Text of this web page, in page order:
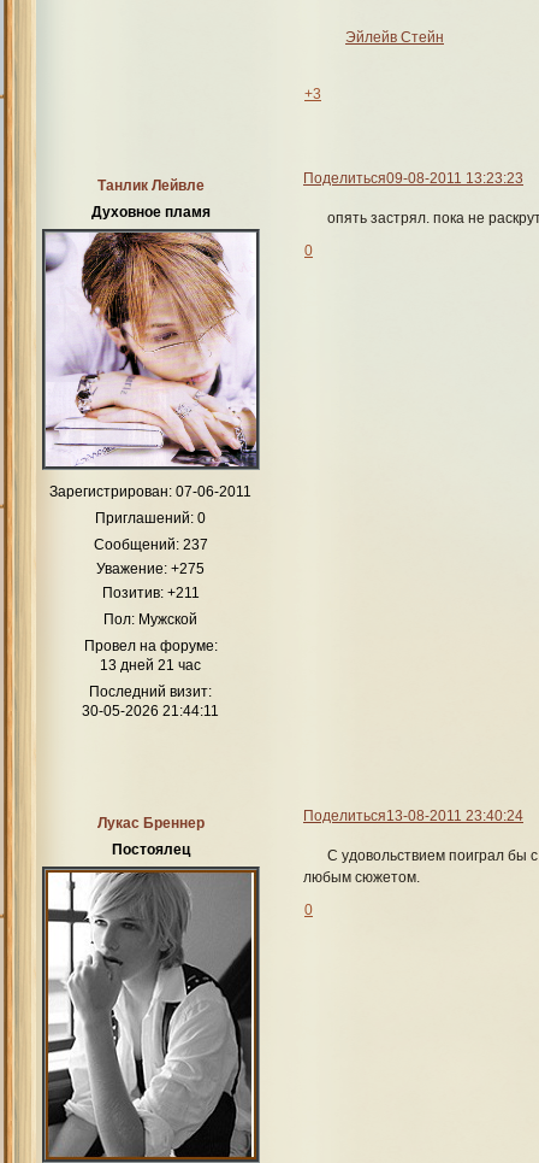
Эйлейв Стейн
+3
Поделиться09-08-2011 13:23:23
Танлик Лейвле
Духовное пламя
Зарегистрирован: 07-06-2011
Приглашений: 0
Сообщений:237
Уважение: +275
Позитив: +211
Пол: Мужской
Провел на форуме:
13 дней 21 час
Последний визит:
30-05-2026 21:44:11
опять застрял. пока не
0
Поделиться13-08-2011 23:40:24
Лукас Бреннер
Постоялец
С удовольствием поиграл бы
любым сюжетом.
0